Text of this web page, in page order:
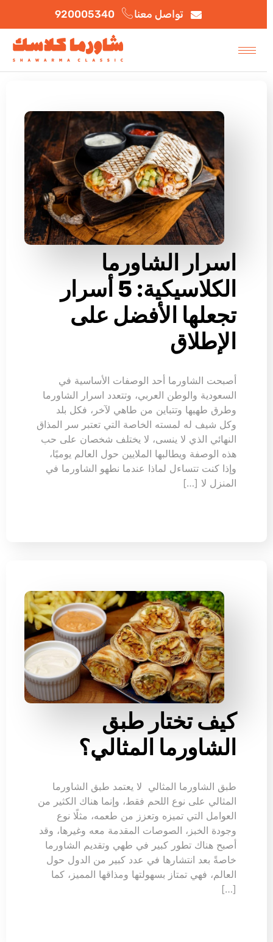
تواصل معنا 920005340 المدونة
اسرار الشاورما
الكلاسيكية: 5 أسرار
تجعلها الأفضل على
الإطلاق
أصبحت الشاورما أحد الوصفات الأساسية في
السعودية والوطن العربي، وتتعدد اسرار الشاورما
وطرق طهيها وتتباين من طاهي لآخر، فكل بلد
وكل شيف له لمسته الخاصة التي تعتبر سر المذاق
النهائي الذي لا ينسى، لا يختلف شخصان على حب
هذه الوصفة ويطالبها الملايين حول العالم يوميًا،
وإذا كنت تتساءل لماذا عندما نطهو الشاورما في
المنزل لا […]
كيف تختار طبق
الشاورما المثالي؟
طبق الشاورما المثالي لا يعتمد طبق الشاورما
المثالي على نوع اللحم فقط، وإنما هناك الكثير من
العوامل التي تميزه وتعزز من طعمه، مثلًا نوع
وجودة الخبز، الصوصات المقدمة معه وغيرها، وقد
أصبح هناك تطور كبير في طهي وتقديم الشاورما
خاصةً بعد انتشارها في عدد كبير من الدول حول
العالم، فهي تمتاز بسهولتها ومذاقها المميز، كما
[…]